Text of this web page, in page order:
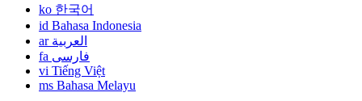
ko 한국어
id Bahasa Indonesia
ar العربية
fa فارسی
vi Tiếng Việt
ms Bahasa Melayu